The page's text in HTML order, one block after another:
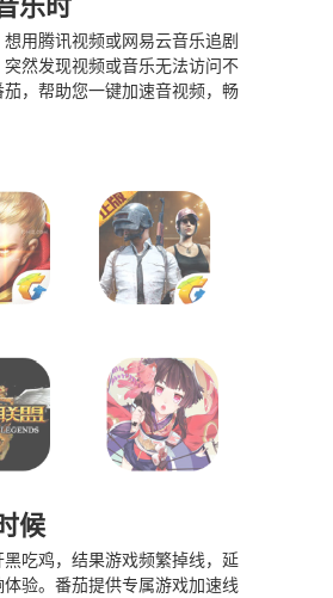
乐时
想用腾讯视频或网易云音乐追剧
然发现视频或音乐无法访问不
，帮助您一键加速音视频，畅
候
吃鸡，结果游戏频繁掉线，延
验。番茄提供专属游戏加速线